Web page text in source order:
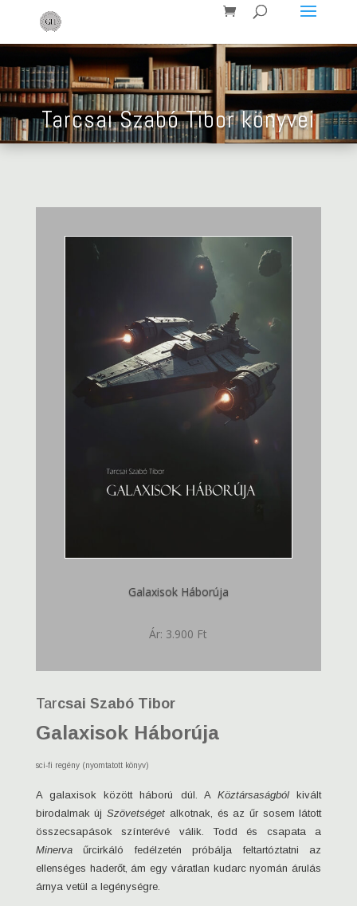
Tarcsai Szabó Tibor könyvei
Galaxisok Háborúja
Ár: 3.900 Ft
Tarcsai Szabó Tibor
Galaxisok Háborúja
sci-fi regény (nyomtatott könyv)
A galaxisok között háború dúl. A Köztársaságból kivált
birodalmak újSzövetséget alkotnak, és az űr sosem látott
összecsapások színterévé válik. Todd és csapata a
Minervaűrcirkáló fedélzetén próbálja feltartóztatni az
ellenséges haderőt, ám egy váratlan kudarc nyomán árulás
árnya vetül a legénységre.